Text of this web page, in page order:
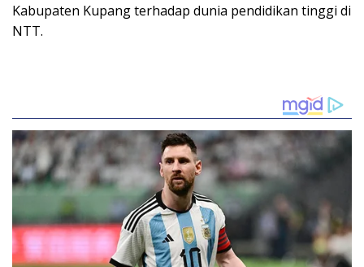
Kabupaten Kupang terhadap dunia pendidikan tinggi di
NTT.